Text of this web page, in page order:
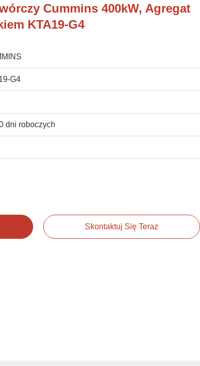
Cummins 400kW, Agregat
KTA19-G4
G4
dni roboczych
Skontaktuj Się Teraz